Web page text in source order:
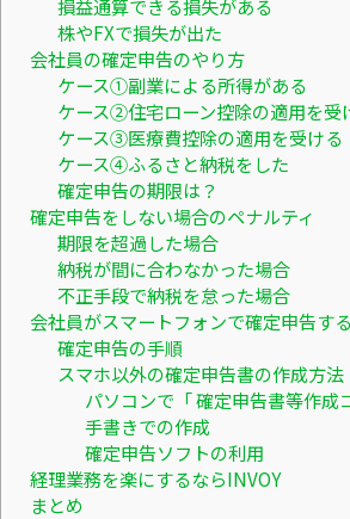
損益通算できる損失がある
株やFXで損失が出た
会社員の確定申告のやり方
ケース①副業による所得がある
ケース②住宅ローン控除の適用を受
ケース③医療費控除の適用を受ける
ケース④ふるさと納税をした
確定申告の期限は？
確定申告をしない場合のペナルティ
期限を超過した場合
納税が間に合わなかった場合
不正手段で納税を怠った場合
会社員がスマートフォンで確定申告す
確定申告の手順
スマホ以外の確定申告書の作成方法
パソコンで「 確定申告書等作成
手書きでの作成
確定申告ソフトの利用
経理業務を楽にするならINVOY
まとめ